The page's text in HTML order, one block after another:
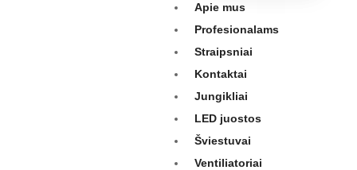
Apie mus
Profesionalams
Straipsniai
Kontaktai
Jungikliai
LED juostos
Šviestuvai
Ventiliatoriai